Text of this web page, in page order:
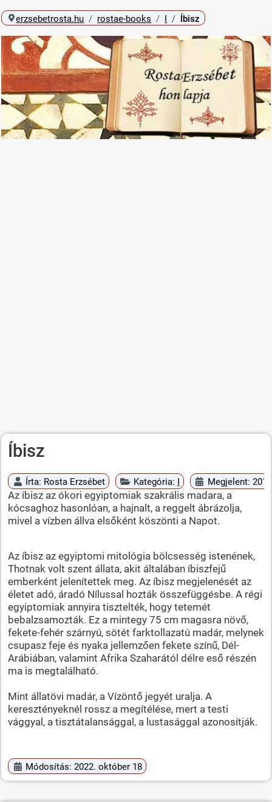
erzsebetrosta.hu rostae-books I Íbisz
Íbisz
Írta: Rosta Erzsébet Kategória: I Megjelent:
Az íbisz az ókori egyiptomiak szakrális madara, a
kócsaghoz hasonlóan, a hajnalt, a reggelt ábrázolja,
mivel a vízben állva elsőként köszönti a Napot.
Az íbisz az egyiptomi mitológia bölcsesség istenének,
Thotnak volt szent állata, akit általában íbiszfejű
emberként jelenítettek meg. Az íbisz megjelenését az
életet adó, áradó Nílussal hozták összefüggésbe. A régi
egyiptomiak annyira tisztelték, hogy tetemét
bebalzsamozták. Ez a mintegy 75 cm magasra növő,
fekete-fehér szárnyú, sötét farktollazatú madár, melynek
csupasz feje és nyaka jellemzően fekete színű, Dél-
Arábiában, valamint Afrika Szaharától délre eső részén
ma is megtalálható.
Mint állatövi madár, a Vízöntő jegyét uralja. A
keresztényeknél rossz a megítélése, mert a testi
vággyal, a tisztátalansággal, a lustasággal azonosítják.
Módosítás: 2022. október 18